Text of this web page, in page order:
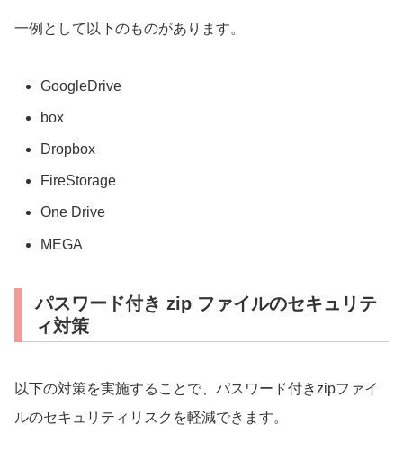
一例として以下のものがあります。
GoogleDrive
box
Dropbox
FireStorage
One Drive
MEGA
パスワード付き zip ファイルのセキュリテ
ィ対策
以下の対策を実施することで、パスワード付きzipファイ
ルのセキュリティリスクを軽減できます。